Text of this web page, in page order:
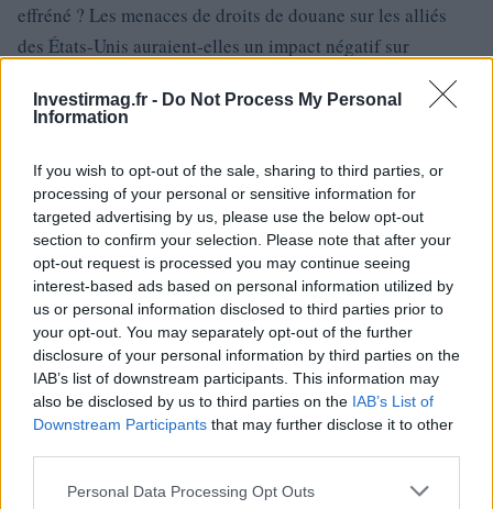
Investirmag.fr - Do Not Process My Personal
Information
If you wish to opt-out of the sale, sharing to third parties, or
processing of your personal or sensitive information for
targeted advertising by us, please use the below opt-out
section to confirm your selection. Please note that after your
opt-out request is processed you may continue seeing
interest-based ads based on personal information utilized by
us or personal information disclosed to third parties prior to
your opt-out. You may separately opt-out of the further
disclosure of your personal information by third parties on the
IAB’s list of downstream participants. This information may
also be disclosed by us to third parties on the IAB’s List of
Downstream Participants that may further disclose it to other
Please note that this website/app uses one or more Google
Personal Data Processing Opt Outs
effréné ? Les menaces de droits de douane sur les alliés
des États-Unis auraient-elles un impact négatif sur
l’économie ? Un an plus tard, il est évident que le monde a
connu des changements notables.1
AUTEUR
Staff